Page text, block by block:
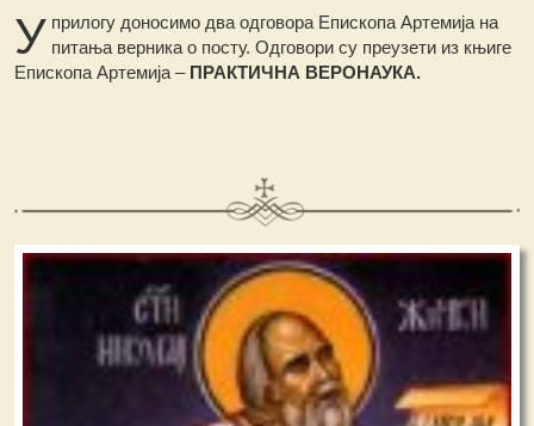
У прилогу доносимо два одговора Епископа Артемија на
питања верника о посту. Одговори су преузети из књиге
Епископа Артемија – ПРАКТИЧНА ВЕРОНАУКА.